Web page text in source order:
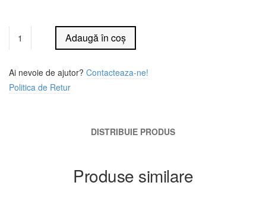
Adaugă în coș
Ai nevoie de ajutor? Contacteaza-ne!
Politica de Retur
DISTRIBUIE PRODUS
Produse similare